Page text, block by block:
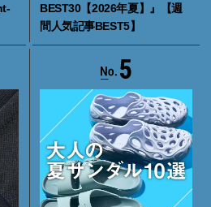
BEST30【2026年夏】』【週
間人気記事BEST5】
5